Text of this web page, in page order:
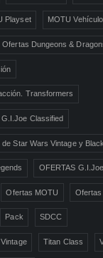
Playset MOTU Vehículo
Ofertas Dungeons &
Transformers
Classified
Star Wars Vintage y
OFERTAS G.I.Joe
Ofertas MOTU Ofertas
Pack SDCC
Titan Class